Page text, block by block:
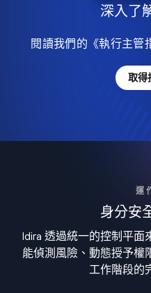
深入了
閱讀我們的《執行主管
取得
運
身分安
Idira 透過統一的控制平面
能偵測風險、動態授予權
工作階段的